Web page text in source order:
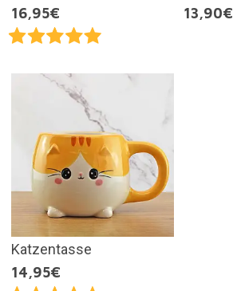
16,95€
13,90€
Katzentasse
14,95€